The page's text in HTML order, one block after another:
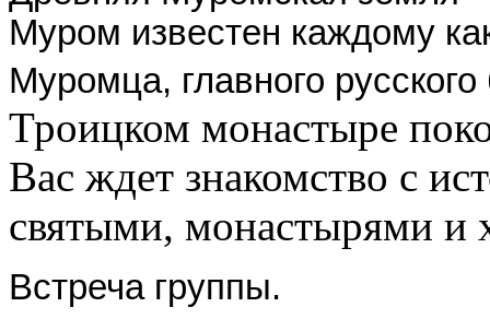
Муром известен каждому
Муромца, главного
Троицком монастыре
Вас ждет знакомство с
святыми, монастырями
Встреча группы.